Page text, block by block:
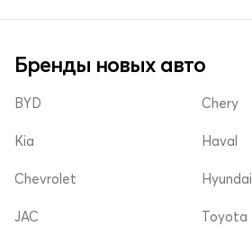
Бренды новых авто
BYD
Kia
Chevrolet
Chery
Haval
Hyundai
JAC Toyota